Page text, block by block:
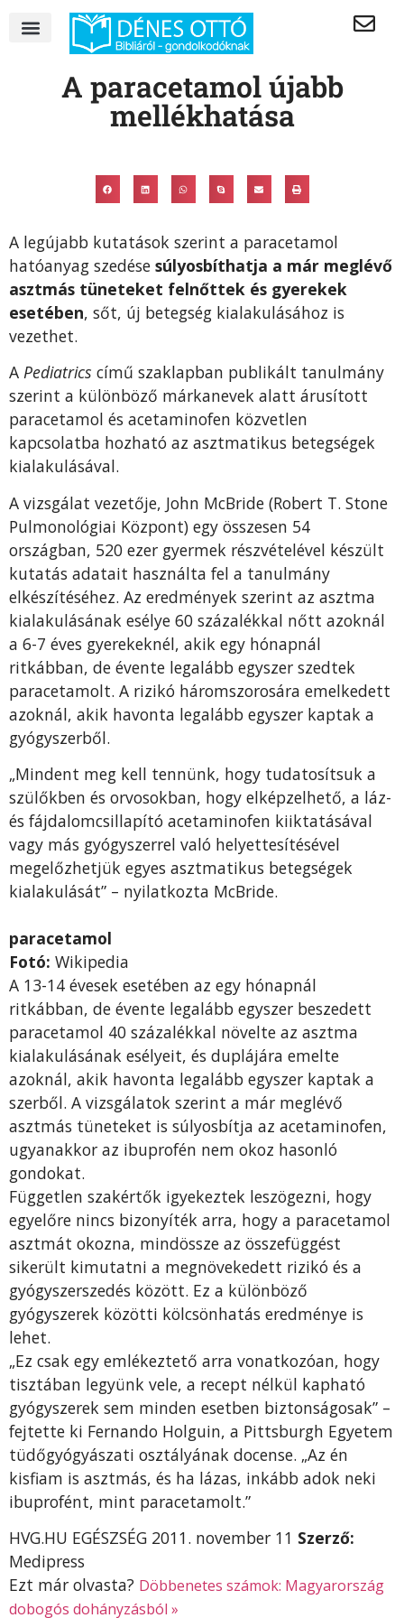
A paracetamol újabb
mellékhatása
A legújabb kutatások szerint a paracetamol
hatóanyag szedése súlyosbíthatja a már meglévő
asztmás tüneteket felnőttek és gyerekek
esetében, sőt, új betegség kialakulásához is
vezethet.
A Pediatrics című szaklapban publikált tanulmány
szerint a különböző márkanevek alatt árusított
paracetamol és acetaminofen közvetlen
kapcsolatba hozható az asztmatikus betegségek
kialakulásával.
A vizsgálat vezetője, John McBride (Robert T. Stone
Pulmonológiai Központ) egy összesen 54
országban, 520 ezer gyermek részvételével készült
kutatás adatait használta fel a tanulmány
elkészítéséhez. Az eredmények szerint az asztma
kialakulásának esélye 60 százalékkal nőtt azoknál
a 6-7 éves gyerekeknél, akik egy hónapnál
ritkábban, de évente legalább egyszer szedtek
paracetamolt. A rizikó háromszorosára emelkedett
azoknál, akik havonta legalább egyszer kaptak a
gyógyszerből.
„Mindent meg kell tennünk, hogy tudatosítsuk a
szülőkben és orvosokban, hogy elképzelhető, a láz-
és fájdalomcsillapító acetaminofen kiiktatásával
vagy más gyógyszerrel való helyettesítésével
megelőzhetjük egyes asztmatikus betegségek
kialakulását” – nyilatkozta McBride.
paracetamol
Fotó: Wikipedia
A 13-14 évesek esetében az egy hónapnál
ritkábban, de évente legalább egyszer beszedett
paracetamol 40 százalékkal növelte az asztma
kialakulásának esélyeit, és duplájára emelte
azoknál, akik havonta legalább egyszer kaptak a
szerből. A vizsgálatok szerint a már meglévő
asztmás tüneteket is súlyosbítja az acetaminofen,
ugyanakkor az ibuprofén nem okoz hasonló
gondokat.
Független szakértők igyekeztek leszögezni, hogy
egyelőre nincs bizonyíték arra, hogy a paracetamol
asztmát okozna, mindössze az összefüggést
sikerült kimutatni a megnövekedett rizikó és a
gyógyszerszedés között. Ez a különböző
gyógyszerek közötti kölcsönhatás eredménye is
lehet.
„Ez csak egy emlékeztető arra vonatkozóan, hogy
tisztában legyünk vele, a recept nélkül kapható
gyógyszerek sem minden esetben biztonságosak” –
fejtette ki Fernando Holguin, a Pittsburgh Egyetem
tüdőgyógyászati osztályának docense. „Az én
kisfiam is asztmás, és ha lázas, inkább adok neki
ibuprofént, mint paracetamolt.”
HVG.HU EGÉSZSÉG 2011. november 11 Szerző:
Medipress
Ezt már olvasta? Döbbenetes számok: Magyarország
dobogós dohányzásból »